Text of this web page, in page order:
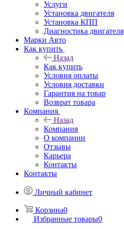
Услуги
Установка двигателя
Установка КПП
Диагностика двигателя
Марки Авто
Как купить
Назад
Как купить
Условия оплаты
Условия доставки
Гарантия на товар
Возврат товара
Компания
Назад
Компания
О компании
Отзывы
Карьера
Контакты
Контакты
Личный кабинет
Корзина0
Избранные товары0